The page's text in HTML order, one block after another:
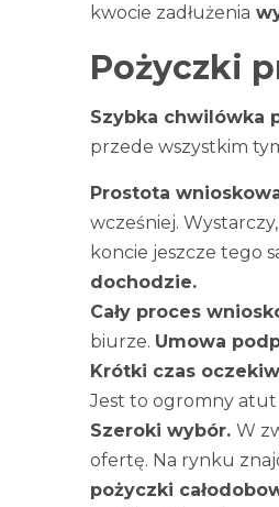
kwocie zadłużenia
Pożyczki
Szybka chwilówka
przede wszystkim
Prostota
wcześniej.
koncie jeszcze tego
dochodzie.
Cały proces
biurze. Umowa
Krótki czas
Jest to ogromny atut
Szeroki wybór. W
ofertę. Na rynku
pożyczki